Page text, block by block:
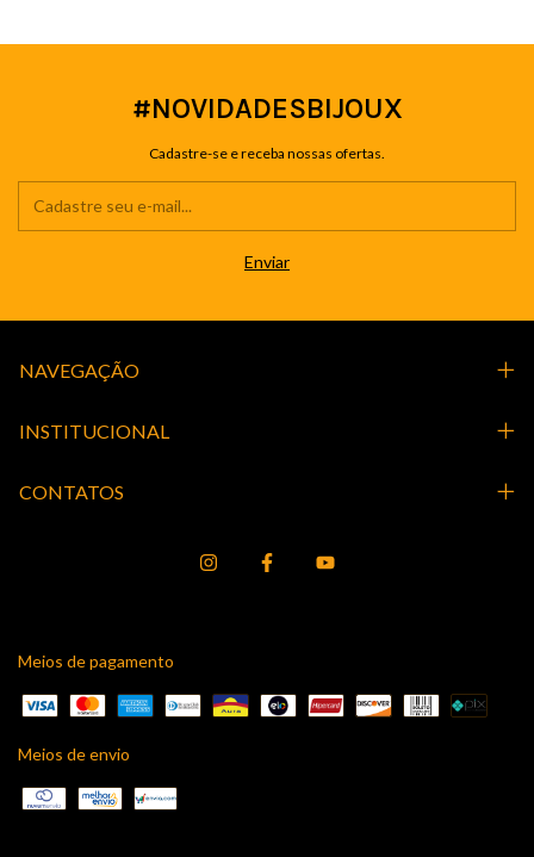
#NOVIDADESBIJOUX
Cadastre-se e receba nossas ofertas.
NAVEGAÇÃO
INSTITUCIONAL
CONTATOS
Meios de pagamento
Meios de envio